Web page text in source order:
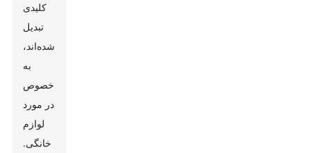
کلیدی
تبدیل
شده‌اند،
به
خصوص
در مورد
لوازم
خانگی.